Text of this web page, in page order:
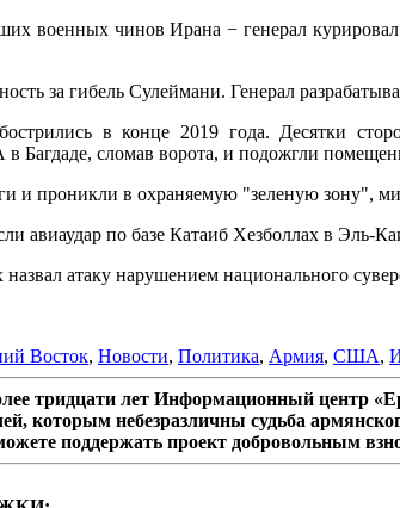
военных чинов Ирана − генерал
за гибель Сулеймани. Генерал
в конце 2019 года. Десятки
Багдаде, сломав ворота, и подожгли
и проникли в охраняемую "зеленую зону",
авиаудар по базе Катаиб Хезболлах в Эль-
атаку нарушением национального
Восток, Новости, Политика, Армия, США,
тридцати лет Информационный центр
которым небезразличны судьба
поддержать проект добровольным